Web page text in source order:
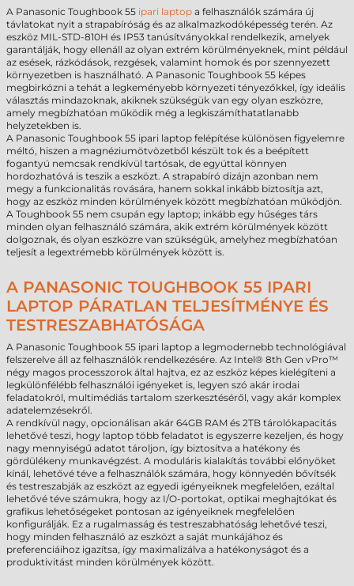
A Panasonic Toughbook 55 ipari laptop a felhasználók számára új
távlatokat nyit a strapabíróság és az alkalmazkodóképesség terén. Az
eszköz MIL-STD-810H és IP53 tanúsítványokkal rendelkezik, amelyek
garantálják, hogy ellenáll az olyan extrém körülményeknek, mint például
az esések, rázkódások, rezgések, valamint homok és por szennyezett
környezetben is használható. A Panasonic Toughbook 55 képes
megbirkózni a tehát a legkeményebb környezeti tényezőkkel, így ideális
választás mindazoknak, akiknek szükségük van egy olyan eszközre,
amely megbízhatóan működik még a legkiszámíthatatlanabb
helyzetekben is.
A Panasonic Toughbook 55 ipari laptop felépítése különösen figyelemre
méltó, hiszen a magnéziumötvözetből készült tok és a beépített
fogantyú nemcsak rendkívül tartósak, de egyúttal könnyen
hordozhatóvá is teszik a eszközt. A strapabíró dizájn azonban nem
megy a funkcionalitás rovására, hanem sokkal inkább biztosítja azt,
hogy az eszköz minden körülmények között megbízhatóan működjön.
A Toughbook 55 nem csupán egy laptop; inkább egy hűséges társ
minden olyan felhasználó számára, akik extrém körülmények között
dolgoznak, és olyan eszközre van szükségük, amelyhez megbízhatóan
teljesít a legextrémebb körülmények között is.
A PANASONIC TOUGHBOOK 55 IPARI
LAPTOP PÁRATLAN TELJESÍTMÉNYE ÉS
TESTRESZABHATÓSÁGA
A Panasonic Toughbook 55 ipari laptop a legmodernebb technológiával
felszerelve áll az felhasználók rendelkezésére. Az Intel® 8th Gen vPro™
négy magos processzorok által hajtva, ez az eszköz képes kielégíteni a
legkülönfélébb felhasználói igényeket is, legyen szó akár irodai
feladatokról, multimédiás tartalom szerkesztéséről, vagy akár komplex
adatelemzésekről.
A rendkívül nagy, opcionálisan akár 64GB RAM és 2TB tárolókapacitás
lehetővé teszi, hogy laptop több feladatot is egyszerre kezeljen, és hogy
nagy mennyiségű adatot tároljon, így biztosítva a hatékony és
gördülékeny munkavégzést. A moduláris kialakítás további előnyöket
kínál, lehetővé téve a felhasználók számára, hogy könnyedén bővítsék
és testreszabják az eszközt az egyedi igényeiknek megfelelően, ezáltal
lehetővé téve számukra, hogy az I/O-portokat, optikai meghajtókat és
grafikus lehetőségeket pontosan az igényeiknek megfelelően
konfigurálják. Ez a rugalmasság és testreszabhatóság lehetővé teszi,
hogy minden felhasználó az eszközt a saját munkájához és
preferenciáihoz igazítsa, így maximalizálva a hatékonyságot és a
produktivitást minden körülmények között.